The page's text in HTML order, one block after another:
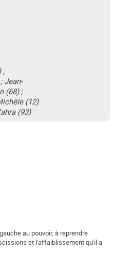
;
Jean-
(68) ;
(12)
(93)
au pouvoir, à reprendre
et l'affaiblissement qu'il a